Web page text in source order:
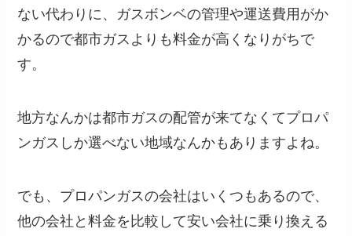
ない代わりに、ガスボンベの管理や運送費用がか
かるので都市ガスよりも料金が高くなりがちで
す。
地方なんかは都市ガスの配管が来てなくてプロパ
ンガスしか選べない地域なんかもありますよね。
でも、プロパンガスの会社はいくつもあるので、
他の会社と料金を比較して安い会社に乗り換える